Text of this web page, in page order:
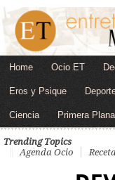
Home Ocio ET
Eros y Psique
Ciencia Primera Plana
Trending Topics
Agenda Ocio